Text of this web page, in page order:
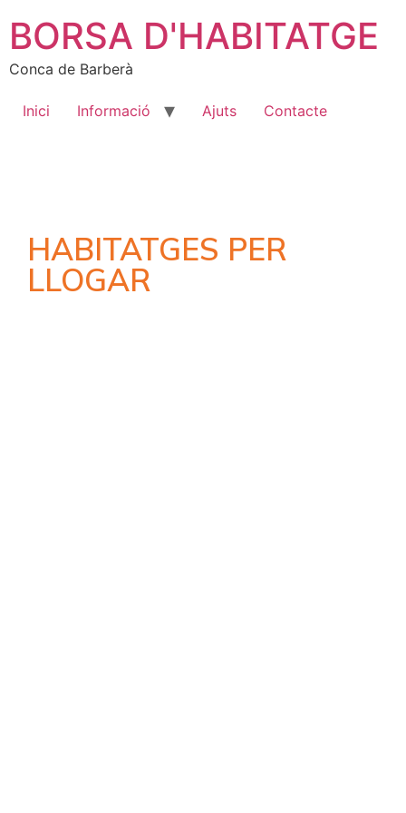
BORSA D'HABITATGE
Conca de Barberà
Inici Informació Ajuts Contacte
HABITATGES PER
LLOGAR